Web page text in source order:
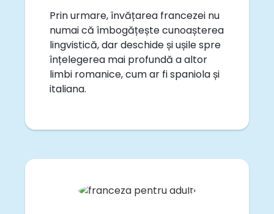
Prin urmare, învățarea francezei nu
numai că îmbogățește cunoașterea
lingvistică, dar deschide și ușile spre
înțelegerea mai profundă a altor
limbi romanice, cum ar fi spaniola și
italiana.